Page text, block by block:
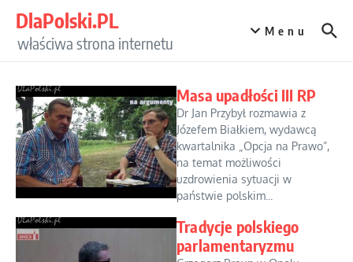
DlaPolski.PL
właściwa strona internetu
Menu
Masa upadłości III RP
Dr Jan Przybył rozmawia z
Józefem Białkiem, wydawcą
kwartalnika „Opcja na Prawo”,
na temat możliwości
uzdrowienia sytuacji w
państwie polskim...
Tradycje polskiego
parlamentaryzmu